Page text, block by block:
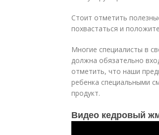
Стоит отметить
похвастаться и
Многие специалисты в
должна обязательно
отметить, что наши
ребенка специальными
продукт.
Видео кедровый